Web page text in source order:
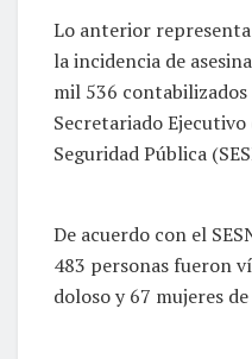
Lo anterior
la incidencia de
mil 536
Secretariado
Seguridad Pública
De acuerdo con el
483 personas fueron
doloso y 67 mujeres